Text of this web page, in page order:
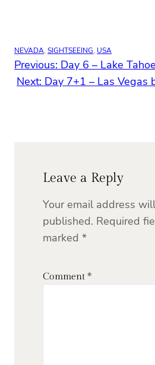
NEVADA, SIGHTSEEING, USA
Previous: Day 6 – Lake
Next: Day 7+1 – Las Vegas
Leave a Reply
Your email address
published. Required
marked *
Comment *